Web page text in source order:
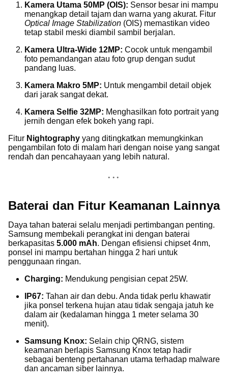
Kamera Utama 50MP (OIS): Sensor besar ini mampu
menangkap detail tajam dan warna yang akurat. Fitur
Optical Image Stabilization (OIS) memastikan video
tetap stabil meski diambil sambil berjalan.
Kamera Ultra-Wide 12MP: Cocok untuk mengambil
foto pemandangan atau foto grup dengan sudut
pandang luas.
Kamera Makro 5MP: Untuk mengambil detail objek
dari jarak sangat dekat.
Kamera Selfie 32MP: Menghasilkan foto portrait yang
jernih dengan efek bokeh yang rapi.
Fitur Nightography yang ditingkatkan memungkinkan
pengambilan foto di malam hari dengan noise yang sangat
rendah dan pencahayaan yang lebih natural.
Baterai dan Fitur Keamanan Lainnya
Daya tahan baterai selalu menjadi pertimbangan penting.
Samsung membekali perangkat ini dengan baterai
berkapasitas 5.000 mAh. Dengan efisiensi chipset 4nm,
ponsel ini mampu bertahan hingga 2 hari untuk
penggunaan ringan.
Charging: Mendukung pengisian cepat 25W.
IP67: Tahan air dan debu. Anda tidak perlu khawatir
jika ponsel terkena hujan atau tidak sengaja jatuh ke
dalam air (kedalaman hingga 1 meter selama 30
menit).
Samsung Knox: Selain chip QRNG, sistem
keamanan berlapis Samsung Knox tetap hadir
sebagai benteng pertahanan utama terhadap malware
dan ancaman siber lainnya.